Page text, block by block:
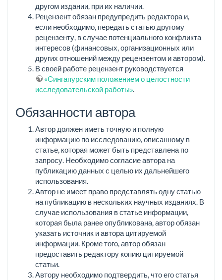
другом издании, при их наличии.
Рецензент обязан предупредить редактора и,
если необходимо, передать статью другому
рецензенту, в случае потенциального конфликта
интересов (финансовых, организационных или
других отношений между рецензентом и автором).
В своей работе рецензент руководствуется
«Сингапурским положением о целостности
исследовательской работы»
Обязанности автора
Автор должен иметь точную и полную
информацию по исследованию, описанному в
статье, которая может быть представлена по
запросу. Необходимо согласие автора на
публикацию данных с целью их дальнейшего
использования.
Автор не имеет право представлять одну статью
на публикацию в нескольких научных изданиях. В
случае использования в статье информации,
которая была ранее опубликована, автор обязан
указать источник и автора цитируемой
информации. Кроме того, автор обязан
предоставить редактору копию цитируемой
статьи.
Автору необходимо подтвердить, что его статья